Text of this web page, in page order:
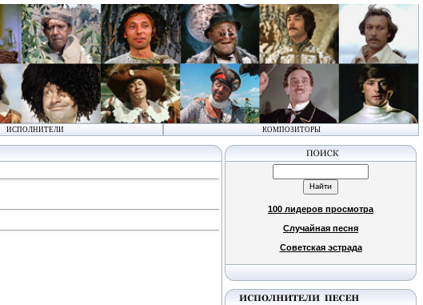
ИСПОЛНИТЕЛИ КОМПОЗИТОРЫ
100 лидеров просмотра
Случайная песня
Советская эстрада